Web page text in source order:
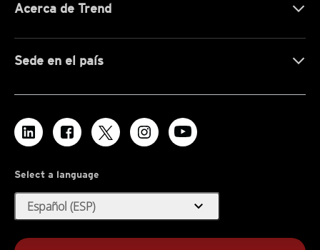
Acerca de Trend
Sede en el país
Select a language
Español (ESP) expand_more